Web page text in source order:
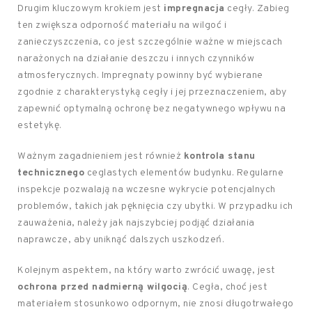
Drugim kluczowym krokiem jest impregnacja cegły. Zabieg
ten zwiększa odporność materiału na wilgoć i
zanieczyszczenia, co jest szczególnie ważne w miejscach
narażonych na działanie deszczu i innych czynników
atmosferycznych. Impregnaty powinny być wybierane
zgodnie z charakterystyką cegły i jej przeznaczeniem, aby
zapewnić optymalną ochronę bez negatywnego wpływu na
estetykę.
Ważnym zagadnieniem jest również kontrola stanu
technicznego ceglastych elementów budynku. Regularne
inspekcje pozwalają na wczesne wykrycie potencjalnych
problemów, takich jak pęknięcia czy ubytki. W przypadku ich
zauważenia, należy jak najszybciej podjąć działania
naprawcze, aby uniknąć dalszych uszkodzeń.
Kolejnym aspektem, na który warto zwrócić uwagę, jest
ochrona przed nadmierną wilgocią. Cegła, choć jest
materiałem stosunkowo odpornym, nie znosi długotrwałego